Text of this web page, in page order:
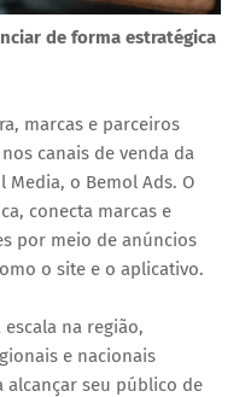
de forma estratégica
marcas e parceiros
canais de venda da
Media, o Bemol Ads. O
conecta marcas e
por meio de anúncios
o site e o aplicativo.
na região,
e nacionais
seu público de